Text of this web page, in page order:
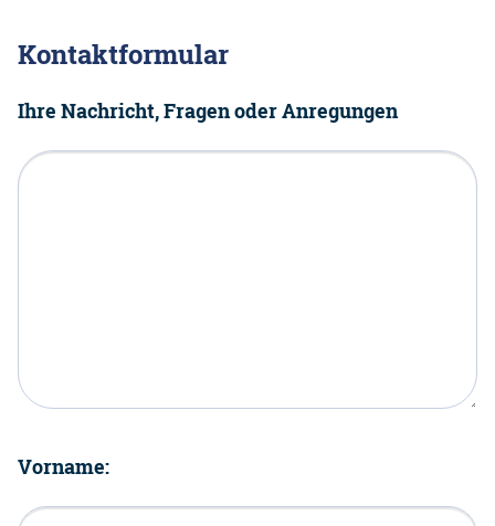
Kontaktformular
Ihre Nachricht, Fragen oder Anregungen
Vorname: